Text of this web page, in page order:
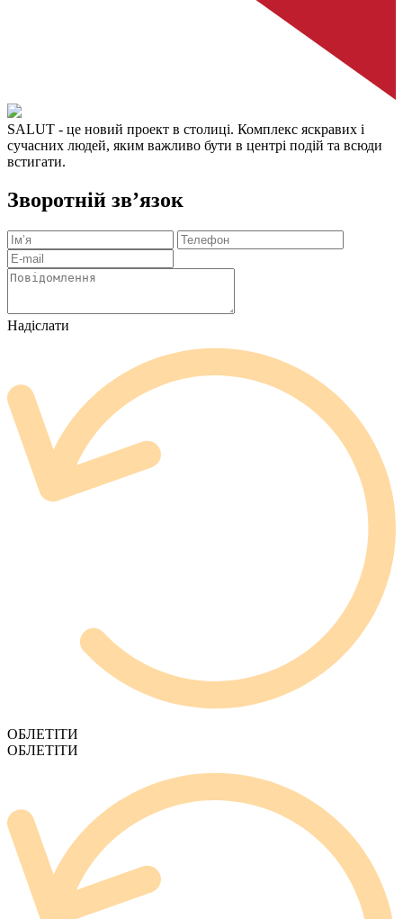
SALUT - це новий проект в столиці. Комплекс яскравих і
сучасних людей, яким важливо бути в центрі подій та всюди
встигати.
Зворотній зв’язок
Надіслати
ОБЛЕТІТИ
ОБЛЕТІТИ